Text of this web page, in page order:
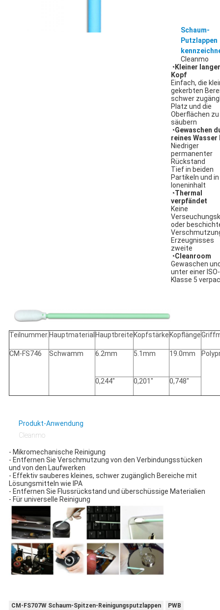
Schaum-
Putzlappen
Cleanmo
◔Kleiner langer
Kopf
Einfach, die
gekerbten
schwer
Platz und die
Oberflächen zu
säubern
◔Gewaschen
reines Wasser
Niedriger
permanenter
Rückstand
Tief in beiden
Partikeln und in
Ioneninhalt
◔Thermal
verpfändet
Keine
oder
Erzeugnisses
zweite
◔Cleanroom
Gewaschen
unter einer ISO-
Klasse 5
Teilnummer. Hauptmaterial Hauptbreite Kopfstärke Kopflänge
CM-FS746 Schwamm 6.2mm 5.1mm 19.0mm
0,244" 0,201" 0,748"
Produkt-Anwendung
Cleanmo
- Mikromechanische Reinigung
- Entfernen Sie Verschmutzung von den Verbindungsstücken
und von den Laufwerken
- Effektiv sauberes kleines, schwer zugänglich Bereiche mit
Lösungsmitteln wie IPA
- Entfernen Sie Flussrückstand und überschüssige Materialien
- Für universelle Reinigung
CM-FS707W Schaum-Spitzen-Reinigungsputzlappen
PWB